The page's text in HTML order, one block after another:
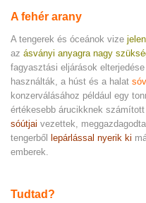
A fehér arany
A tengerek és óceánok vize
az ásványi anyagra nagy
fagyasztási eljárások
használták, a húst és a halat
konzerválásához például egy
értékesebb árucikknek
sóútjai vezettek,
tengerből
lepárlással nyerik ki
emberek.
Tudtad?